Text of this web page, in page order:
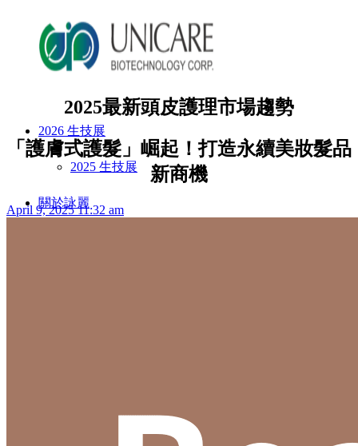
2026 生技展
2025 生技展
關於詠麗
ESG禮盒
2025最新頭皮護理市場趨勢
「護膚式護髮」崛起！打造永續美妝髮品
新商機
April 9, 2025 11:32 am